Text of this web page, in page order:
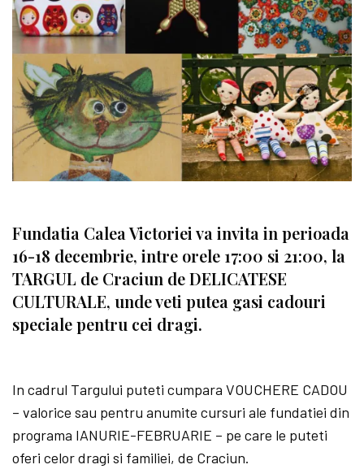
Fundatia Calea Victoriei va invita in perioada
16-18 decembrie, intre orele 17:00 si 21:00, la
TARGUL de Craciun de DELICATESE
CULTURALE, unde veti putea gasi cadouri
speciale pentru cei dragi.
In cadrul Targului puteti cumpara VOUCHERE CADOU
– valorice sau pentru anumite cursuri ale fundatiei din
programa IANURIE-FEBRUARIE – pe care le puteti
oferi celor dragi si familiei, de Craciun.